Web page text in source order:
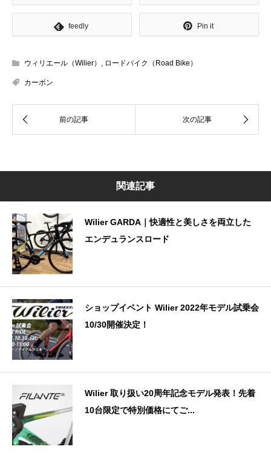
feedly Pin it
ウィリエール（Wilier） ロードバイク（Road Bike）
カーボン
関連記事
Wilier GARDA｜快適性と美しさを両立した
エンデュランスロード
ショップイベント Wilier 2022年モデル試乗会
10/30開催決定！
Wilier 取り扱い20周年記念モデル発表！先着
10台限定で特別価格にてご...